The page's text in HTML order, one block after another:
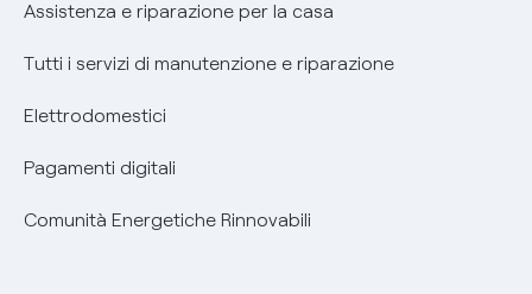
Assistenza e riparazione per la casa
Tutti i servizi di manutenzione e riparazione
Elettrodomestici
Pagamenti digitali
Comunità Energetiche Rinnovabili